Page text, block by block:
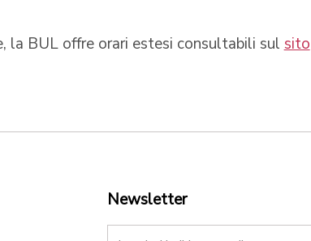
la BUL offre orari estesi consultabili sulsito
Newsletter